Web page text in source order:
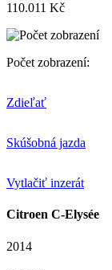
110.011 Kč
Počet zobrazení:
Zdieľať
Skúšobná jazda
Vytlačiť inzerát
Citroen C-Elysée
2014